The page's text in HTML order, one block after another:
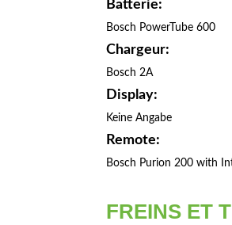
Batterie:
Bosch PowerTube 600
Chargeur:
Bosch 2A
Display:
Keine Angabe
Remote:
Bosch Purion 200 with
FREINS ET